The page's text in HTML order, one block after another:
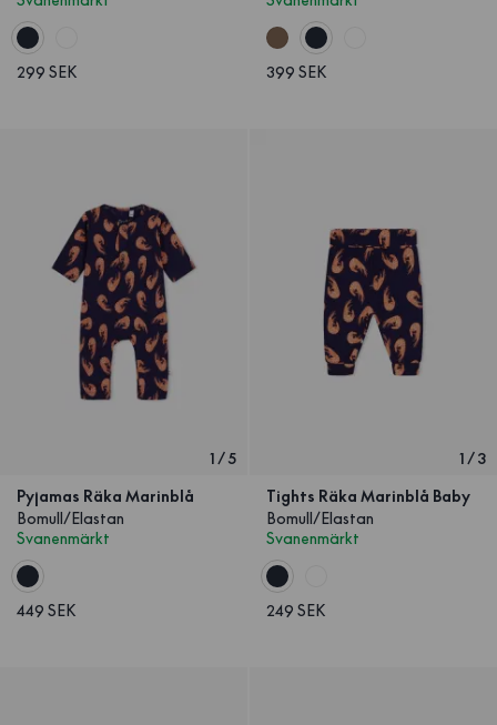
299 SEK 399 SEK
1/5
Pyjamas Räka Marinblå
Bomull/Elastan
Svanenmärkt
449 SEK
1/3
Tights Räka Marinblå Baby
Bomull/Elastan
Svanenmärkt
249 SEK